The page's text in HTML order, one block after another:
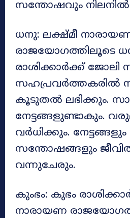
സന്തോഷവും
ധനു: ലക്ഷ്മീ
രാജയോഗത്തിലൂടെ
രാശിക്കാർക്ക്
സഹപ്രവർത്തകരിൽ
കൂടുതൽ ലഭിക്കും.
നേട്ടങ്ങളുണ്ടാകും.
വർധിക്കും.
സന്തോഷങ്ങളും
വന്നുചേരും.
കുംഭം: കുഭം
നാരായണ